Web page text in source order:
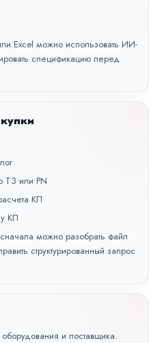
Excel можно использовать ИИ-
спецификацию перед
ТЗ или PN
КП
КП
можно разобрать файл
структурированный запрос
оборудования и поставщика.